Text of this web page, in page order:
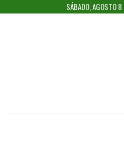
SÁBADO, AGOSTO